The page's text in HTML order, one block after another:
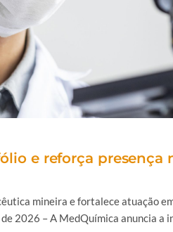
e reforça presença
mineira e fortalece atuação
2026 – A MedQuímica anuncia a